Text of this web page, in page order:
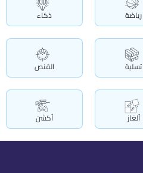
رياضة ذكاء
تسلية القنص
ألغاز أكشن